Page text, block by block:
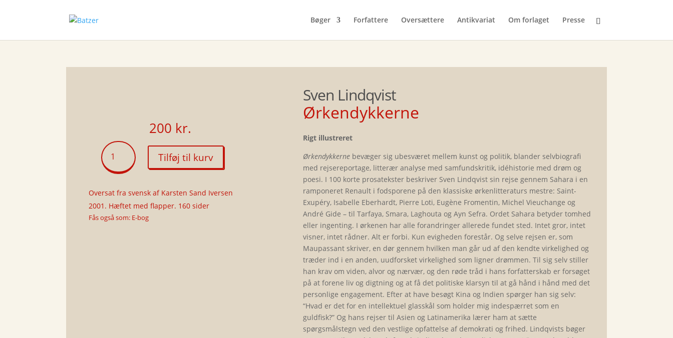
Bøger Forfattere Oversættere Antikvariat Om forlaget Presse
200 kr.
Ørkendykkerne
antal
Tilføj til kurv
Oversat fra svensk af Karsten Sand Iversen
2001. Hæftet med flapper. 160 sider
Fås også som: E-bog
Sven Lindqvist
Ørkendykkerne
Rigt illustreret
Ørkendykkerne bevæger sig ubesværet mellem kunst og politik, blander selvbiografi
med rejsereportage, litterær analyse med samfundskritik, idéhistorie med drøm og
poesi. I 100 korte prosatekster beskriver Sven Lindqvist sin rejse gennem Sahara i en
ramponeret Renault i fodsporene på den klassiske ørkenlitteraturs mestre: Saint-
Exupéry, Isabelle Eberhardt, Pierre Loti, Eugène Fromentin, Michel Vieuchange og
André Gide – til Tarfaya, Smara, Laghouta og Ayn Sefra. Ordet Sahara betyder tomhed
eller ingenting. I ørkenen har alle forandringer allerede fundet sted. Intet gror, intet
visner, intet rådner. Alt er forbi. Kun evigheden forestår. Og selve rejsen er, som
Maupassant skriver, en dør gennem hvilken man går ud af den kendte virkelighed og
træder ind i en anden, uudforsket virkelighed som ligner drømmen. Til sig selv stiller
han krav om viden, alvor og nærvær, og den røde tråd i hans forfatterskab er forsøget
på at forene liv og digtning og at få det politiske klarsyn til at gå hånd i hånd med det
personlige engagement. Efter at have besøgt Kina og Indien spørger han sig selv:
“Hvad er det for en intellektuel glasskål som holder mig indespærret som en
guldfisk?” Og hans rejser til Asien og Latinamerika lærer ham at sætte
spørgsmålstegn ved den vestlige opfattelse af demokrati og frihed. Lindqvists bøger